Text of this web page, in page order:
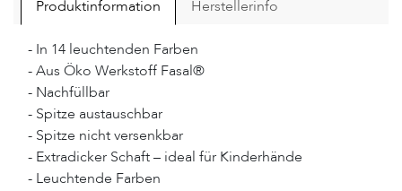
Produktinformation Herstellerinfo
- In 14 leuchtenden Farben
- Aus Öko Werkstoff Fasal®
- Nachfüllbar
- Spitze austauschbar
- Spitze nicht versenkbar
- Extradicker Schaft – ideal für Kinderhände
- Leuchtende Farben